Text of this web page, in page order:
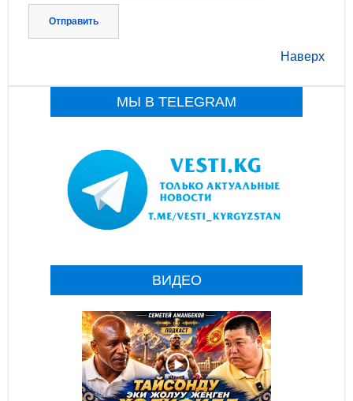
Отправить
Наверх
МЫ В TELEGRAM
ВИДЕО